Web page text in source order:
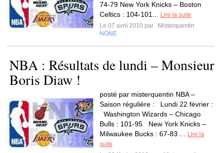
74-79 New York Knicks – Boston
Celtics : 104-101...
Lire la suite
Le 07 avril 2010 par
Misterquentin
NONE
NBA : Résultats de lundi – Monsieur
Boris Diaw !
posté par misterquentin NBA –
Saison régulière : Lundi 22 février :
Washington Wizards – Chicago
Bulls : 101-95 New York Knicks –
Milwaukee Bucks : 67-83 ...
Lire la
suite